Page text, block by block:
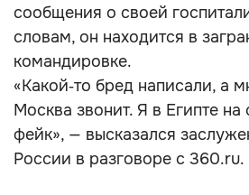
сообщения о своей
словам, он находится в
командировке.
«Какой‑то бред написали, а
Москва звонит. Я в Египте на
фейк», — высказался
России в разговоре с 360.ru.